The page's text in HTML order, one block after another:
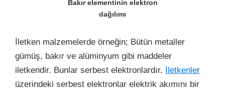
Bakır elementinin elektron
dağılımı
İletken malzemelerde örneğin; Bütün metaller
gümüş, bakır ve alüminyum gibi maddeler
iletkendir. Bunlar serbest elektronlardır. İletkenler
üzerindeki serbest elektronlar elektrik akımını bir